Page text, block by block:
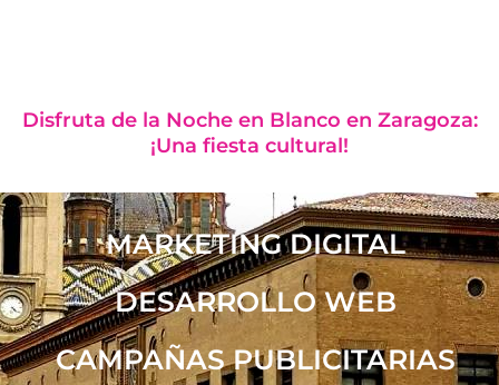
Disfruta de la Noche en Blanco en Zaragoza:
¡Una fiesta cultural!
MARKETING DIGITAL
DESARROLLO WEB
CAMPAÑAS PUBLICITARIAS